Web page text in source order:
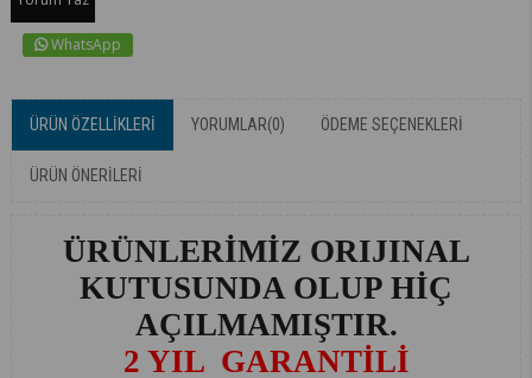
WhatsApp
ÜRÜN ÖZELLIKLERI YORUMLAR(0) ÖDEME SEÇENEKLERI
ÜRÜN ÖNERILERI
ÜRÜNLERİMİZ ORIJINAL
KUTUSUNDA OLUP HİÇ
AÇILMAMIŞTIR.
2 YIL GARANTİLİ